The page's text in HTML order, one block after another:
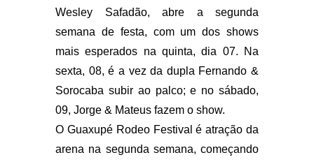
Wesley Safadão, abre a segunda
semana de festa, com um dos shows
mais esperados na quinta, dia 07. Na
sexta, 08, é a vez da dupla Fernando &
Sorocaba subir ao palco; e no sábado,
09, Jorge & Mateus fazem o show.
O Guaxupé Rodeo Festival é atração da
arena na segunda semana, começando